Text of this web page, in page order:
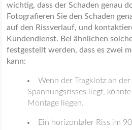
wichtig, dass der Schaden genau
Fotografieren Sie den Schaden
auf den Rissverlauf, und
Kundendienst. Bei ähnlichen
festgestellt werden, dass es zwei
kann:
Wenn der Tragklotz an der
Spannungsrisses liegt,
Montage liegen.
Ein horizontaler Riss im